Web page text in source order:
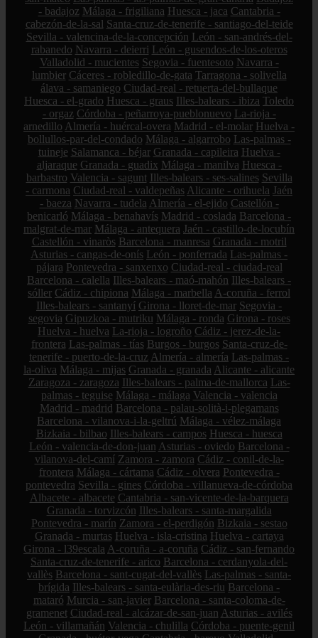
- badajoz Málaga - frigiliana Huesca - jaca Cantabria -
cabezón-de-la-sal Santa-cruz-de-tenerife - santiago-del-teide
Sevilla - valencina-de-la-concepción León - san-andrés-del-
rabanedo Navarra - deierri León - gusendos-de-los-oteros
Valladolid - mucientes Segovia - fuentesoto Navarra -
lumbier Cáceres - robledillo-de-gata Tarragona - solivella
álava - samaniego Ciudad-real - retuerta-del-bullaque
Huesca - el-grado Huesca - graus Illes-balears - ibiza Toledo
- orgaz Córdoba - peñarroya-pueblonuevo La-rioja -
arnedillo Almería - huércal-overa Madrid - el-molar Huelva -
bollullos-par-del-condado Málaga - algarrobo Las-palmas -
tuineje Salamanca - béjar Granada - capileira Huelva -
aljaraque Granada - guadix Málaga - manilva Huesca -
barbastro Valencia - sagunt Illes-balears - ses-salines Sevilla
- carmona Ciudad-real - valdepeñas Alicante - orihuela Jaén
- baeza Navarra - tudela Almería - el-ejido Castellón -
benicarló Málaga - benahavís Madrid - coslada Barcelona -
malgrat-de-mar Málaga - antequera Jaén - castillo-de-locubín
Castellón - vinaròs Barcelona - manresa Granada - motril
Asturias - cangas-de-onís León - ponferrada Las-palmas -
pájara Pontevedra - sanxenxo Ciudad-real - ciudad-real
Barcelona - calella Illes-balears - maó-mahón Illes-balears -
sóller Cádiz - chipiona Málaga - marbella A-coruña - ferrol
Illes-balears - santanyí Girona - lloret-de-mar Segovia -
segovia Gipuzkoa - mutriku Málaga - ronda Girona - roses
Huelva - huelva La-rioja - logroño Cádiz - jerez-de-la-
frontera Las-palmas - tías Burgos - burgos Santa-cruz-de-
tenerife - puerto-de-la-cruz Almería - almería Las-palmas -
la-oliva Málaga - mijas Granada - granada Alicante - alicante
Zaragoza - zaragoza Illes-balears - palma-de-mallorca Las-
palmas - teguise Málaga - málaga Valencia - valencia
Madrid - madrid Barcelona - palau-solità-i-plegamans
Barcelona - vilanova-i-la-geltrú Málaga - vélez-málaga
Bizkaia - bilbao Illes-balears - campos Huesca - huesca
León - valencia-de-don-juan Asturias - oviedo Barcelona -
vilanova-del-camí Zamora - zamora Cádiz - conil-de-la-
frontera Málaga - cártama Cádiz - olvera Pontevedra -
pontevedra Sevilla - gines Córdoba - villanueva-de-córdoba
Albacete - albacete Cantabria - san-vicente-de-la-barquera
Granada - torvizcón Illes-balears - santa-margalida
Pontevedra - marín Zamora - el-perdigón Bizkaia - sestao
Granada - murtas Huelva - isla-cristina Huelva - cartaya
Girona - l39escala A-coruña - a-coruña Cádiz - san-fernando
Santa-cruz-de-tenerife - arico Barcelona - cerdanyola-del-
vallès Barcelona - sant-cugat-del-vallès Las-palmas - santa-
brígida Illes-balears - santa-eulària-des-riu Barcelona -
mataró Murcia - san-javier Barcelona - santa-coloma-de-
gramenet Ciudad-real - alcázar-de-san-juan Asturias - avilés
León - villamañán Valencia - chulilla Córdoba - puente-genil